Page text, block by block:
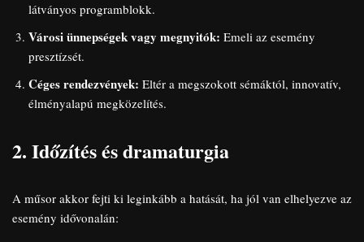
látványos programblokk.
Városi ünnepségek vagy megnyitók: Emeli az esemény
presztízsét.
Céges rendezvények: Eltér a megszokott sémáktól, innovatív,
élményalapú megközelítés.
2. Időzítés és dramaturgia
A műsor akkor fejti ki leginkább a hatását, ha jól van elhelyezve az
esemény idővonalán: